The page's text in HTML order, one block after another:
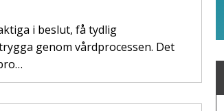
i beslut, få tydlig
genom vårdprocessen. Det